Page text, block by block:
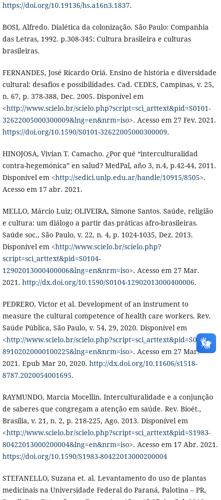
https://doi.org/10.19136/hs.a16n3.1837.
BOSI, Alfredo. Dialética da colonização. São Paulo: Companhia
das Letras, 1992. p.308-345: Cultura brasileira e culturas
brasileiras.
FERNANDES, José Ricardo Oriá. Ensino de história e diversidade
cultural: desafios e possibilidades. Cad. CEDES, Campinas, v. 25,
n. 67, p. 378-388, Dec. 2005. Disponível em
<http://www.scielo.br/scielo.php?script=sci_arttext&pid=S0101-
32622005000300009&lng=en&nrm=iso>. Acesso em 27 Fev. 2021.
https://doi.org/10.1590/S0101-32622005000300009.
HINOJOSA, Vivian T. Camacho. ¿Por qué “interculturalidad
contra-hegemónica” en salud? MedPal, año 3, n.4, p.42-44, 2011.
Disponível em <http://sedici.unlp.edu.ar/handle/10915/8505>.
Acesso em 17 abr. 2021.
MELLO, Márcio Luiz; OLIVEIRA, Simone Santos. Saúde, religião
e cultura: um diálogo a partir das práticas afro-brasileiras.
Saúde soc., São Paulo, v. 22, n. 4, p. 1024-1035, Dez. 2013.
Disponível em <http://www.scielo.br/scielo.php?
script=sci_arttext&pid=S0104-
12902013000400006&lng=en&nrm=iso>. Acesso em 27 Mar.
2021. http://dx.doi.org/10.1590/S0104-12902013000400006.
PEDRERO, Victor et al. Development of an instrument to
measure the cultural competence of health care workers. Rev.
Saúde Pública, São Paulo, v. 54, 29, 2020. Disponível em
<http://www.scielo.br/scielo.php?script=sci_arttext&pid=S0034-
89102020000100225&lng=en&nrm=iso>. Acesso em 27 Mar.
2021. Epub Mar 20, 2020. http://dx.doi.org/10.11606/s1518-
8787.2020054001695.
RAYMUNDO, Marcia Mocellin. Interculturalidade e a conjunção
de saberes que congregam a atenção em saúde. Rev. Bioét.,
Brasília, v. 21, n. 2, p. 218-225, Ago. 2013. Disponível em
<http://www.scielo.br/scielo.php?script=sci_arttext&pid=S1983-
80422013000200004&lng=en&nrm=iso>. Acesso em 17 Abr. 2021.
https://doi.org/10.1590/S1983-80422013000200004
STEFANELLO, Suzana et. al. Levantamento do uso de plantas
medicinais na Universidade Federal do Paraná, Palotina – PR,